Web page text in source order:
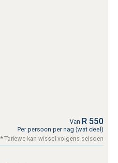
Van R 550
Per persoon per nag (wat deel)
* Tariewe kan wissel volgens seisoen